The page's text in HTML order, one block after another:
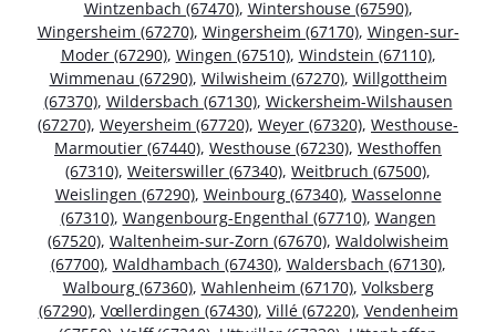
Wintzenbach (67470), Wintershouse (67590),
Wingersheim (67270), Wingersheim (67170), Wingen-sur-
Moder (67290), Wingen (67510), Windstein (67110),
Wimmenau (67290), Wilwisheim (67270), Willgottheim
(67370), Wildersbach (67130), Wickersheim-Wilshausen
(67270), Weyersheim (67720), Weyer (67320), Westhouse-
Marmoutier (67440), Westhouse (67230), Westhoffen
(67310), Weiterswiller (67340), Weitbruch (67500),
Weislingen (67290), Weinbourg (67340), Wasselonne
(67310), Wangenbourg-Engenthal (67710), Wangen
(67520), Waltenheim-sur-Zorn (67670), Waldolwisheim
(67700), Waldhambach (67430), Waldersbach (67130),
Walbourg (67360), Wahlenheim (67170), Volksberg
(67290), Vœllerdingen (67430), Villé (67220), Vendenheim